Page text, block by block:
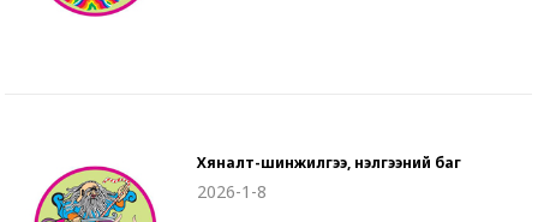
Хяналт-шинжилгээ, үнэлгээний баг
2026-1-8